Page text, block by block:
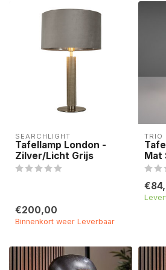
SEARCHLIGHT
Tafellamp London -
Zilver/Licht Grijs
€200,00
Binnenkort weer Leverbaar
TRIO
Mat